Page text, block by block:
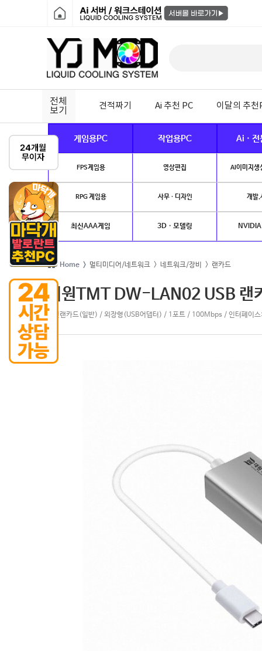
전체
보기
견적짜기 Ai 추천 PC 이달의 추천
게임용PC 작업용PC Ai · 전
FPS게임용 영상편집 AI이미지생
RPG 게임용 사무 · 디자인 개발.
최신AAA게임 3D · 모델링
Home > 멀티미디어/네트워크 > 네트워크/장비 > 랜카드
대원TMT DW-LAN02 USB 랜
유선랜카드(일반) / 외장형(USB어댑터) / 1포트 / 100Mbps / 인터페이